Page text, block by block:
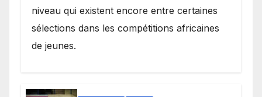
niveau qui existent encore entre certaines
sélections dans les compétitions africaines
de jeunes.